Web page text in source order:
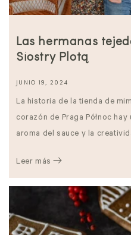
Las hermanas
Siostry Plotą
JUNIO 19, 2024
La historia de la tienda de
corazón de Praga Północ
aroma del sauce y la
Leer más